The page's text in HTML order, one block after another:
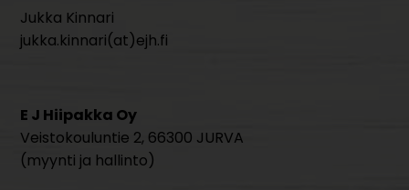
Jukka Kinnari
jukka.kinnari(at)ejh.fi
E J Hiipakka Oy
Veistokouluntie 2, 66300 JURVA
(myynti ja hallinto)